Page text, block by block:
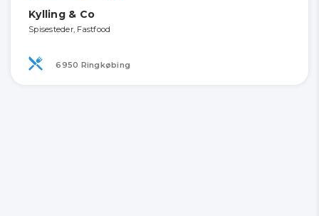
Kylling & Co
Spisesteder, Fastfood
6950 Ringkøbing